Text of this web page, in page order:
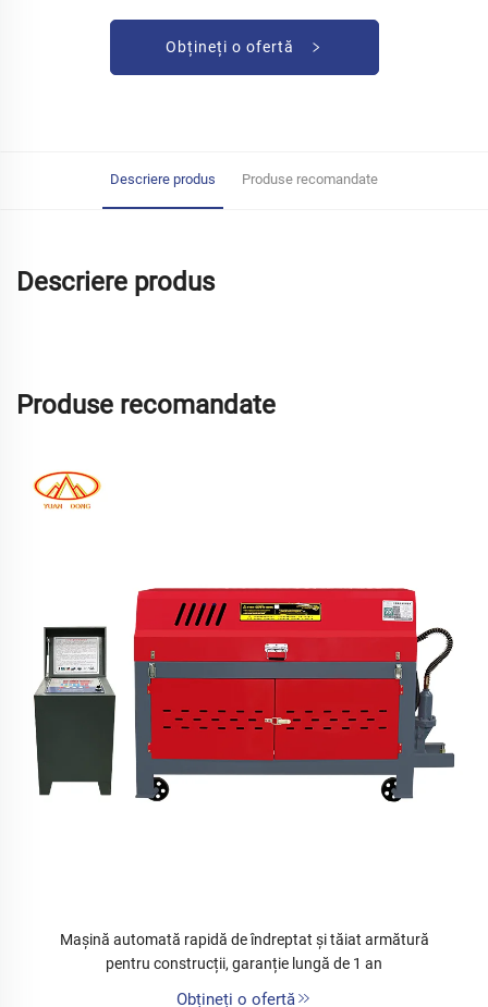
Obțineți o ofertă
Descriere produs Produse recomandate
Descriere produs
Produse recomandate
Mașină automată rapidă de îndreptat și tăiat armătură
pentru construcții, garanție lungă de 1 an
Obțineți o ofertă